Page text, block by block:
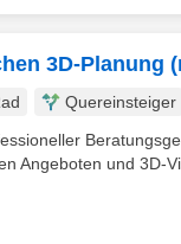
3D-Planung
Quereinsteiger
Angeboten und 3D-